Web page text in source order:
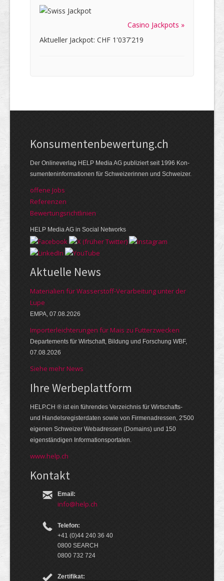
Casino Jackpots »
Aktueller Jackpot: CHF 1'037'219
Kon­su­menten­be­wer­tung.ch
Der Online­verlag HELP Media AG publi­ziert seit 1996 Kon­
su­menten­infor­mationen für Schwei­zerinnen und Schweizer.
offene Jobs
Referenzen
Bewer­tungs­richt­linien
HELP Media AG in Social Networks
Aktuelle News
Materialien für Wasserstoff-Verarbeitung unter der
Lupe
EMPA, 07.08.2026
Importerleichterungen für Mais zu Futterzwecken
Departements für Wirtschaft, Bildung und Forschung WBF,
07.08.2026
Siehe mehr News
Ihre Werbe­platt­form
HELP.CH ® ist ein führendes Ver­zeich­nis für Wirt­schafts-
und Handels­register­daten so­wie von Firmen­adressen, 2'500
eige­nen Schweizer Web­adressen (Domains) und 150
eigen­ständigen Infor­mations­por­talen.
www.help.ch
Kontakt
Email:
info@help.ch
Telefon:
+41 (0)44 240 36 40
0800 SEARCH
0800 732 724
Zertifikat: